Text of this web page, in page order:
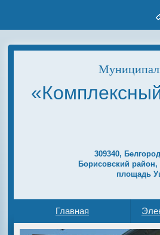
309340,
Борисовский
площадь
Главная